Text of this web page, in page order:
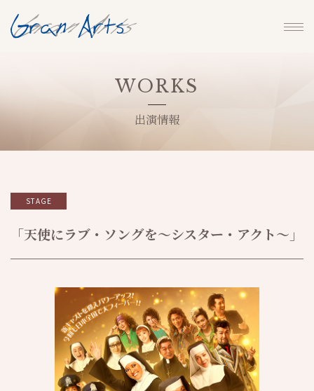
WORKS
出演情報
STAGE
「天使にラブ・ソングを～シスター・アクト～」